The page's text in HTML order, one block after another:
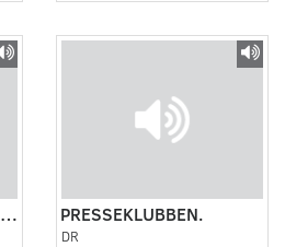
Fodbold VM 1974: Vesttyskland - Holland PRESSEKLUBBEN.
DR